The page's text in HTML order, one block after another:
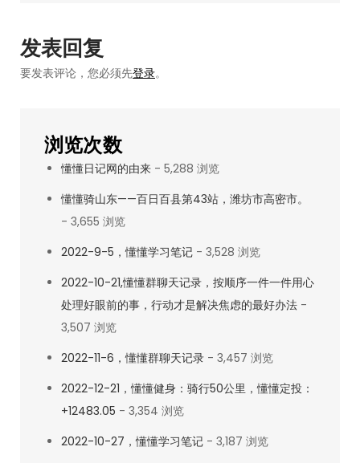
气
息！-
懂
记
航
发表回复
要发表评论，您必须先登录。
浏览次数
懂懂日记网的由来 - 5,288 浏览
懂懂骑山东——百日百县第43站，潍坊市高密市。
- 3,655 浏览
2022-9-5，懂懂学习笔记 - 3,528 浏览
2022-10-21,懂懂群聊天记录，按顺序一件一件用心
处理好眼前的事，行动才是解决焦虑的最好办法 -
3,507 浏览
2022-11-6，懂懂群聊天记录 - 3,457 浏览
2022-12-21，懂懂健身：骑行50公里，懂懂定投：
+12483.05 - 3,354 浏览
2022-10-27，懂懂学习笔记 - 3,187 浏览